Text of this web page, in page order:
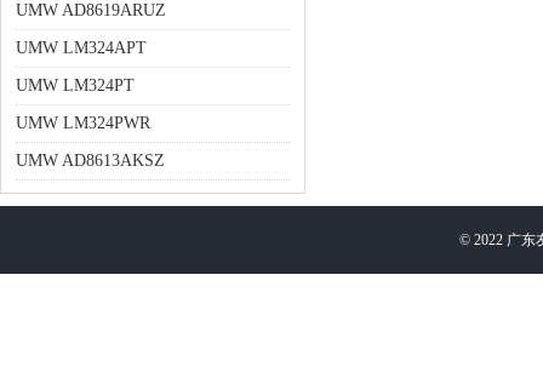
UMW AD8619ARUZ
UMW LM324APT
UMW LM324PT
UMW LM324PWR
UMW AD8613AKSZ
© 2022 广东